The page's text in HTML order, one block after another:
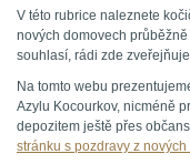
V této rubrice naleznete
nových domovech
souhlasí, rádi zde
Na tomto webu
Azylu Kocourkov, nicméně
depozitem ještě přes
stránku s pozdravy z nových